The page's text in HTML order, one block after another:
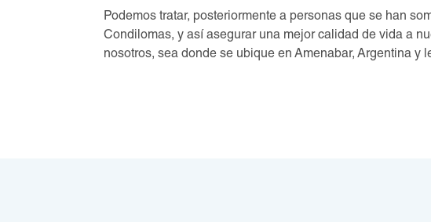
Podemos tratar, posteriormente a personas que se han
Condilomas, y así asegurar una mejor calidad de vida a
nosotros, sea donde se ubique en Amenabar, Argentina y